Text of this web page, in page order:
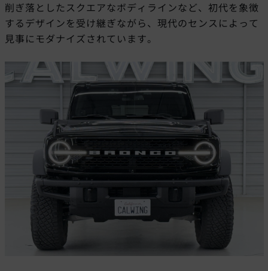
削ぎ落としたスクエアなボディラインなど、初代を象徴
するデザインを受け継ぎながら、現代のセンスによって
見事にモダナイズされています。